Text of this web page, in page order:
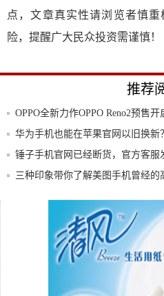
点，文章真实性请浏览者慎
险，提醒广大民众投资需谨慎！
推荐
OPPO全新力作OPPO Reno2预售开
华为手机也能在苹果官网以旧换新
量，苹
锤子手机官网已经断货，官方客服
三种印象带你了解美图手机曾经的
乐视手机ROM乐园刷机包支持-提